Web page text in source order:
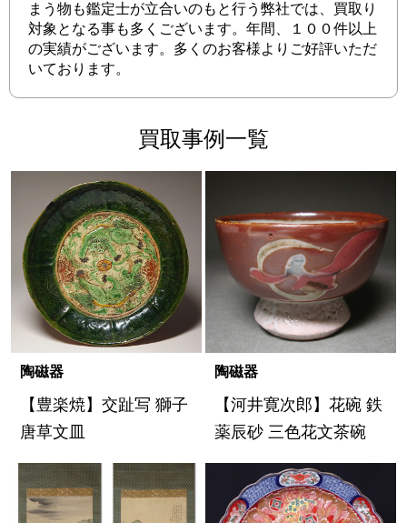
まう物も鑑定士が立合いのもと行う弊社では、買取り
対象となる事も多くございます。年間、１００件以上
の実績がございます。多くのお客様よりご好評いただ
いております。
買取事例一覧
陶磁器
【豊楽焼】交趾写 獅子
唐草文皿
陶磁器
【河井寛次郎】花碗 鉄
薬辰砂 三色花文茶碗